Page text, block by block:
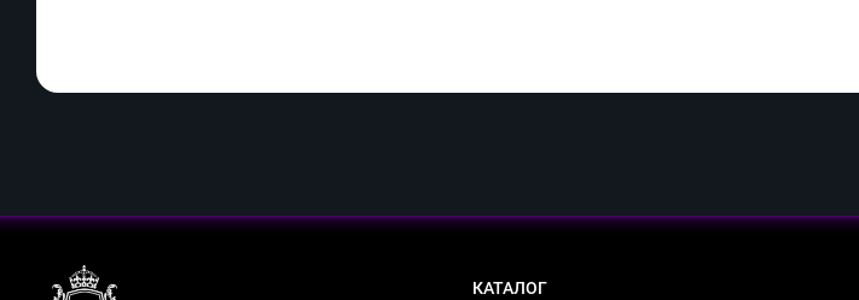
КАТАЛОГ